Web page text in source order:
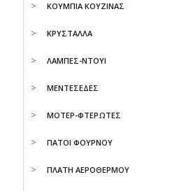
ΚΟΥΜΠΙΑ ΚΟΥΖΙΝΑΣ
ΚΡΥΣΤΑΛΛΑ
ΛΑΜΠΕΣ-ΝΤΟΥΙ
ΜΕΝΤΕΣΕΔΕΣ
ΜΟΤΕΡ-ΦΤΕΡΩΤΕΣ
ΠΑΤΟΙ ΦΟΥΡΝΟΥ
ΠΛΑΤΗ ΑΕΡΟΘΕΡΜΟΥ